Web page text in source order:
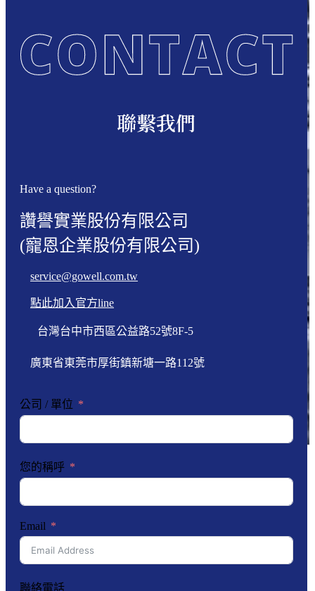
聯繫我們
Have a question?
讚譽實業股份有限公司
(寵恩企業股份有限公司)
service@gowell.com.tw
點此加入官方line
台灣台中市西區公益路52號8F-5
廣東省東莞市厚街鎮新塘一路112號
公司 / 單位
您的稱呼
Email
聯絡電話